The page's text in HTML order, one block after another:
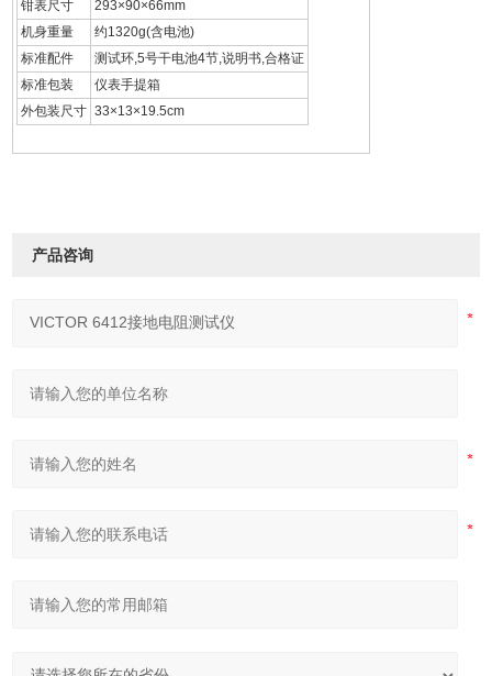
钳表尺寸
293×90×66mm
机身重量
约1320g(含电池)
标准配件
测试环,5号干电池4节,说明书,合格证
标准包装
仪表手提箱
外包装尺寸 33×13×19.5cm
产品咨询